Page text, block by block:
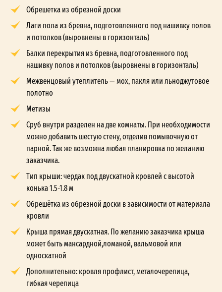
Обрешетка из обрезной доски
Лаги пола из бревна, подготовленного под нашивку полов
и потолков (выровнены в горизонталь)
Балки перекрытия из бревна, подготовленного под
нашивку полов и потолков (выровнены в горизонталь)
Межвенцовый утеплитель — мох, пакля или льноджутовое
полотно
Метизы
Сруб внутри разделен на две комнаты. При необходимости
можно добавить шестую стену, отделив помывочную от
парной. Так же возможна любая планировка по желанию
заказчика.
Тип крыши: чердак под двускатной кровлей с высотой
конька 1.5-1.8 м
Обрешётка из обрезной доски в зависимости от материала
кровли
Крыша прямая двускатная. По желанию заказчика крыша
может быть мансардной,ломаной, вальмовой или
односкатной
Дополнительно: кровля профлист, металочерепица,
гибкая черепица